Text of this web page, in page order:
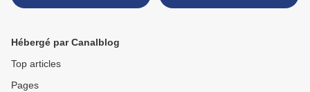
Ségolène Royal >
Hébergé par Canalblog
Top articles
Pages